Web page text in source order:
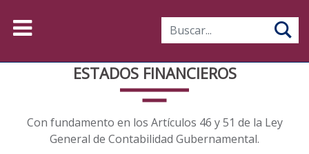
ESTADOS FINANCIEROS
Con fundamento en los Artículos 46 y 51 de la Ley
General de Contabilidad Gubernamental.